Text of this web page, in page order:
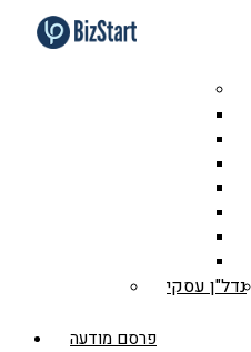
נדל"ן עסקי
פרסם מודעה